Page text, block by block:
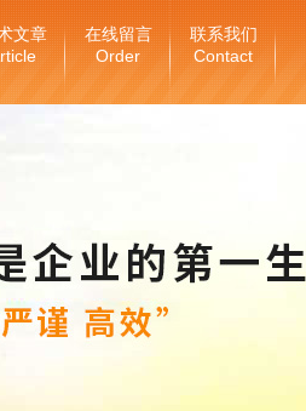
文章 在线留言
Order
联系我们
Contact